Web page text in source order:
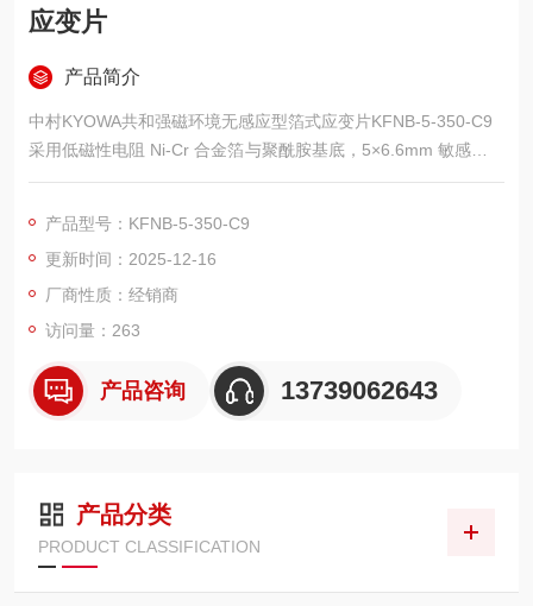
应变片
产品简介
中村KYOWA共和强磁环境无感应型箔式应变片KFNB-5-350-C9
采用低磁性电阻 Ni-Cr 合金箔与聚酰胺基底，5×6.6mm 敏感栅精
准捕捉应变。350Ω 电阻适配主流仪器，0-150℃自动温度补偿，
交流磁场中仍保精准，适配电磁设备、变压器等强磁场景的应力
测量。
产品型号：KFNB-5-350-C9
更新时间：2025-12-16
厂商性质：经销商
访问量：263
产品咨询 13739062643
产品分类
PRODUCT CLASSIFICATION